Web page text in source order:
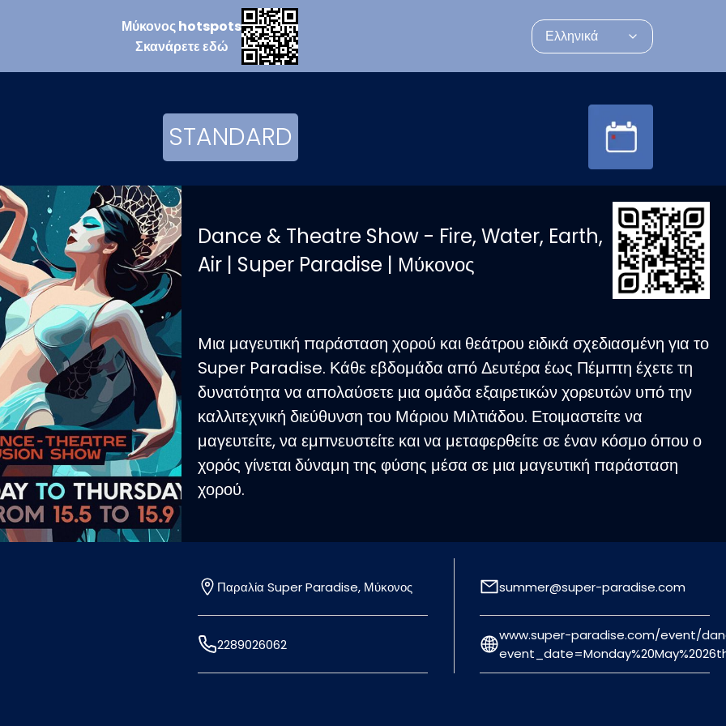
Μύκονοςhotspots
Σκανάρετεεδώ
Ελληνικά
STANDARD
Dance & Theatre Show - Fire, Water, Earth,
Air | Super Paradise | Μύκονος
Mια μαγευτική παράσταση χορού και θεάτρου ειδικά σχεδιασμένη για το
Super Paradise. Κάθε εβδομάδα από Δευτέρα έως Πέμπτη έχετε τη
δυνατότητα να απολαύσετε μια ομάδα εξαιρετικών χορευτών υπό την
καλλιτεχνική διεύθυνση του Μάριου Μιλτιάδου. Ετοιμαστείτε να
μαγευτείτε, να εμπνευστείτε και να μεταφερθείτε σε έναν κόσμο όπου ο
χορός γίνεται δύναμη της φύσης μέσα σε μια μαγευτική παράσταση
χορού.
Παραλία Super Paradise, Μύκονος
2289026062
summer@super-paradise.com
www.super-paradise.com/event/